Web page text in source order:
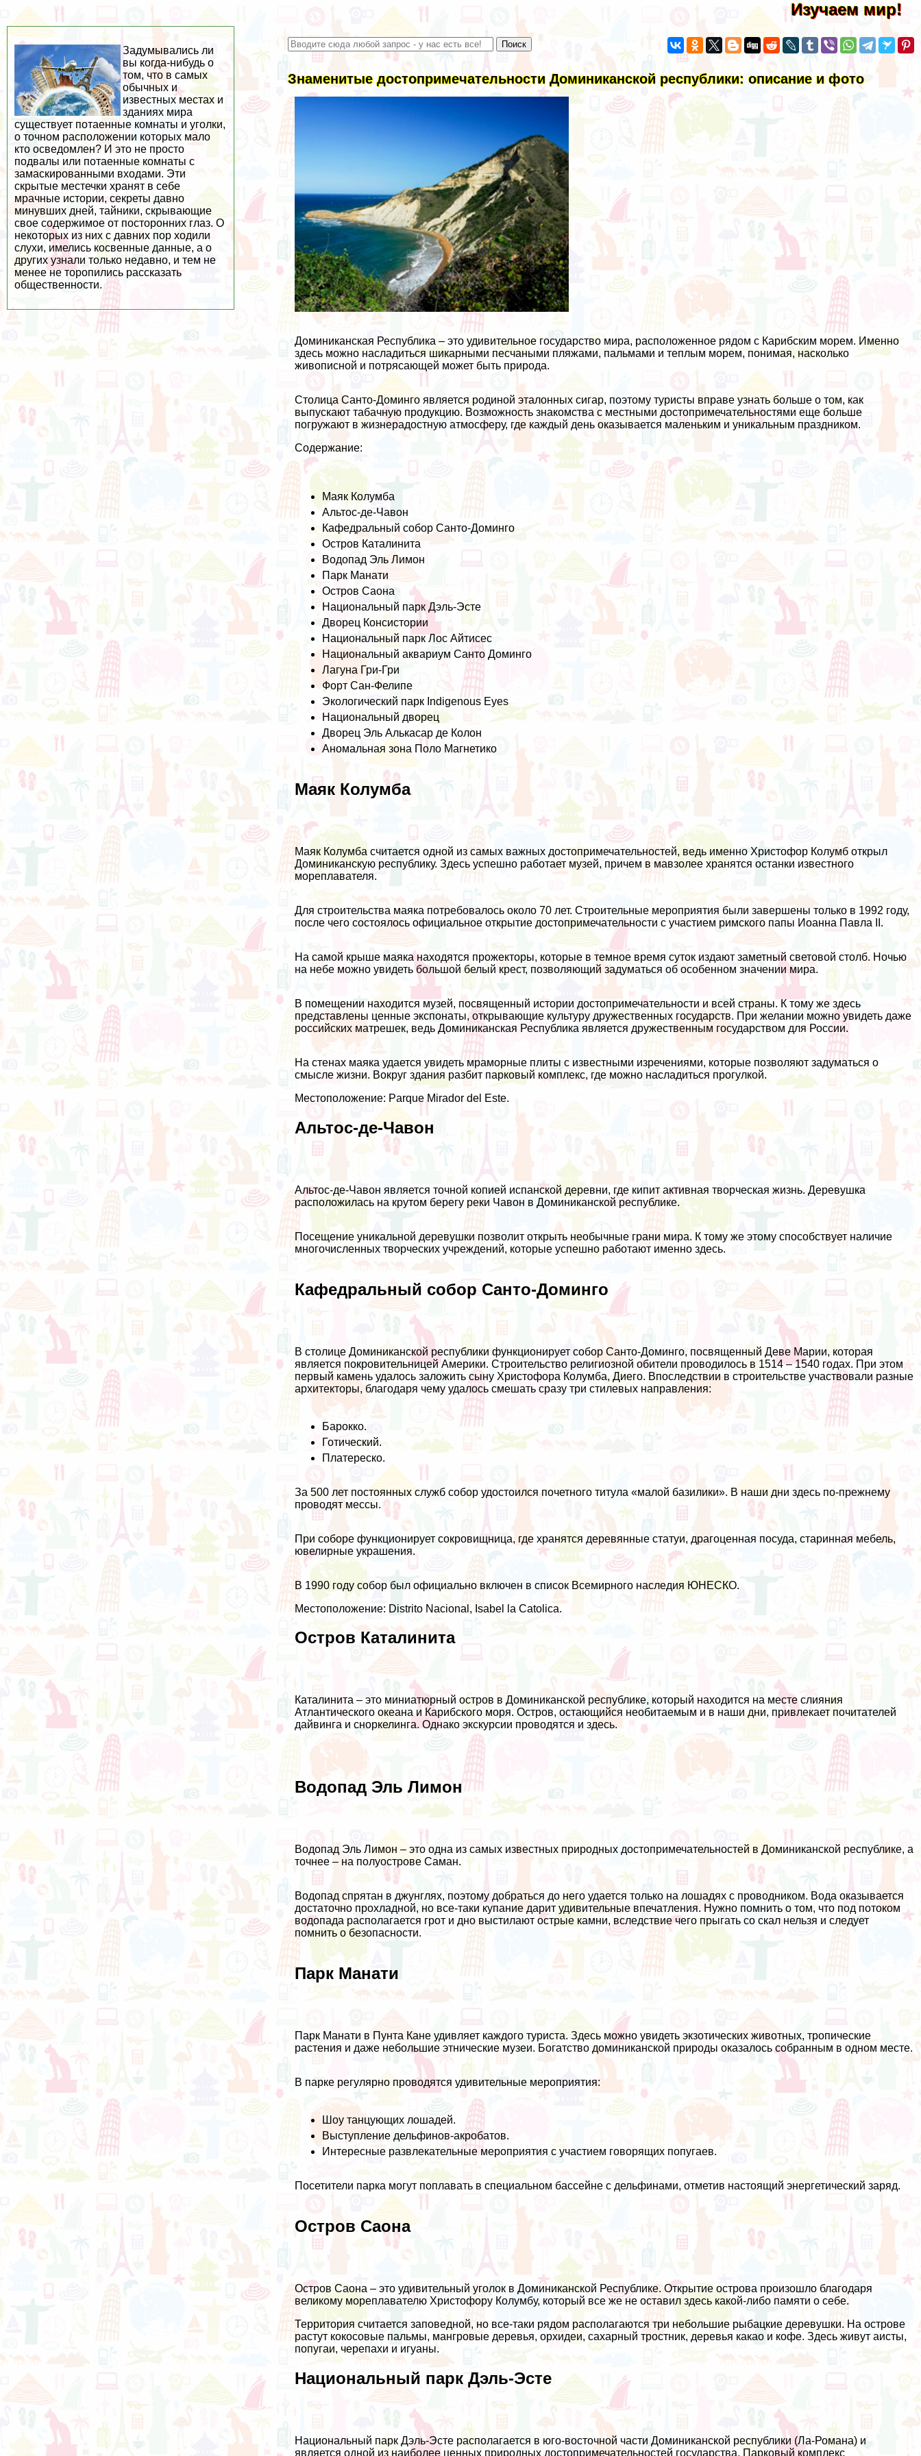
Изучаем мир!
Знаменитые достопримечательности Доминиканской республики: описание и фото
Доминиканская Республика – это удивительное государство мира, расположенное рядом с Карибским морем. Именно
здесь можно насладиться шикарными песчаными пляжами, пальмами и теплым морем, понимая, насколько
живописной и потрясающей может быть природа.
Столица Санто-Доминго является родиной эталонных сигар, поэтому туристы вправе узнать больше о том, как
выпускают табачную продукцию. Возможность знакомства с местными достопримечательностями еще больше
погружают в жизнерадостную атмосферу, где каждый день оказывается маленьким и уникальным праздником.
Содержание:
Маяк Колумба
Альтос-де-Чавон
Кафедральный собор Санто-Доминго
Остров Каталинита
Водопад Эль Лимон
Парк Манати
Остров Саона
Национальный парк Дэль-Эсте
Дворец Консистории
Национальный парк Лос Айтисес
Национальный аквариум Санто Доминго
Лагуна Гри-Гри
Форт Сан-Фелипе
Экологический парк Indigenous Eyes
Национальный дворец
Дворец Эль Алькасар де Колон
Аномальная зона Поло Магнетико
Маяк Колумба
Маяк Колумба считается одной из самых важных достопримечательностей, ведь именно Христофор Колумб открыл
Доминиканскую республику. Здесь успешно работает музей, причем в мавзолее хранятся останки известного
мореплавателя.
Для строительства маяка потребовалось около 70 лет. Строительные мероприятия были завершены только в 1992 году,
после чего состоялось официальное открытие достопримечательности с участием римского папы Иоанна Павла II.
На самой крыше маяка находятся прожекторы, которые в темное время суток издают заметный световой столб. Ночью
на небе можно увидеть большой белый крест, позволяющий задуматься об особенном значении мира.
В помещении находится музей, посвященный истории достопримечательности и всей страны. К тому же здесь
представлены ценные экспонаты, открывающие культуру дружественных государств. При желании можно увидеть даже
российских матрешек, ведь Доминиканская Республика является дружественным государством для России.
На стенах маяка удается увидеть мраморные плиты с известными изречениями, которые позволяют задуматься о
смысле жизни. Вокруг здания разбит парковый комплекс, где можно насладиться прогулкой.
Местоположение: Parque Mirador del Este.
Альтос-де-Чавон
Альтос-де-Чавон является точной копией испанской деревни, где кипит активная творческая жизнь. Деревушка
расположилась на крутом берегу реки Чавон в Доминиканской республике.
Посещение уникальной деревушки позволит открыть необычные грани мира. К тому же этому способствует наличие
многочисленных творческих учреждений, которые успешно работают именно здесь.
Кафедральный собор Санто-Доминго
В столице Доминиканской республики функционирует собор Санто-Доминго, посвященный Деве Марии, которая
является покровительницей Америки. Строительство религиозной обители проводилось в 1514 – 1540 годах. При этом
первый камень удалось заложить сыну Христофора Колумба, Диего. Впоследствии в строительстве участвовали разные
архитекторы, благодаря чему удалось смешать сразу три стилевых направления:
Барокко.
Готический.
Платереско.
За 500 лет постоянных служб собор удостоился почетного титула «малой базилики». В наши дни здесь по-прежнему
проводят мессы.
При соборе функционирует сокровищница, где хранятся деревянные статуи, драгоценная посуда, старинная мебель,
ювелирные украшения.
В 1990 году собор был официально включен в список Всемирного наследия ЮНЕСКО.
Местоположение: Distrito Nacional, Isabel la Catolica.
Остров Каталинита
Каталинита – это миниатюрный остров в Доминиканской республике, который находится на месте слияния
Атлантического океана и Карибского моря. Остров, остающийся необитаемым и в наши дни, привлекает почитателей
дайвинга и сноркелинга. Однако экскурсии проводятся и здесь.
Водопад Эль Лимон
Водопад Эль Лимон – это одна из самых известных природных достопримечательностей в Доминиканской республике, а
точнее – на полуострове Саман.
Водопад спрятан в джунглях, поэтому добраться до него удается только на лошадях с проводником. Вода оказывается
достаточно прохладной, но все-таки купание дарит удивительные впечатления. Нужно помнить о том, что под потоком
водопада располагается грот и дно выстилают острые камни, вследствие чего прыгать со скал нельзя и следует
помнить о безопасности.
Парк Манати
Парк Манати в Пунта Кане удивляет каждого туриста. Здесь можно увидеть экзотических животных, тропические
растения и даже небольшие этнические музеи. Богатство доминиканской природы оказалось собранным в одном месте.
В парке регулярно проводятся удивительные мероприятия:
Шоу танцующих лошадей.
Выступление дельфинов-акробатов.
Интересные развлекательные мероприятия с участием говорящих попугаев.
Посетители парка могут поплавать в специальном бассейне с дельфинами, отметив настоящий энергетический заряд.
Остров Саона
Остров Саона – это удивительный уголок в Доминиканской Республике. Открытие острова произошло благодаря
великому мореплавателю Христофору Колумбу, который все же не оставил здесь какой-либо памяти о себе.
Территория считается заповедной, но все-таки рядом располагаются три небольшие рыбацкие деревушки. На острове
растут кокосовые пальмы, мангровые деревья, орхидеи, сахарный тростник, деревья какао и кофе. Здесь живут аисты,
попугаи, черепахи и игуаны.
Национальный парк Дэль-Эсте
Национальный парк Дэль-Эсте располагается в юго-восточной части Доминиканской республики (Ла-Романа) и
является одной из наиболее ценных природных достопримечательностей государства. Парковый комплекс
Задумывались ли
вы когда-нибудь о
том, что в самых
обычных и
известных местах и
зданиях мира
существует потаенные комнаты и уголки,
о точном расположении которых мало
кто осведомлен? И это не просто
подвалы или потаенные комнаты с
замаскированными входами. Эти
скрытые местечки хранят в себе
мрачные истории, секреты давно
минувших дней, тайники, скрывающие
свое содержимое от посторонних глаз. О
некоторых из них с давних пор ходили
слухи, имелись косвенные данные, а о
других узнали только недавно, и тем не
менее не торопились рассказать
общественности.